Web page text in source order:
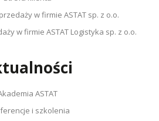
w firmie ASTAT sp. z o.o.
w firmie ASTAT Logistyka sp. z o.o.
ASTAT
i szkolenia